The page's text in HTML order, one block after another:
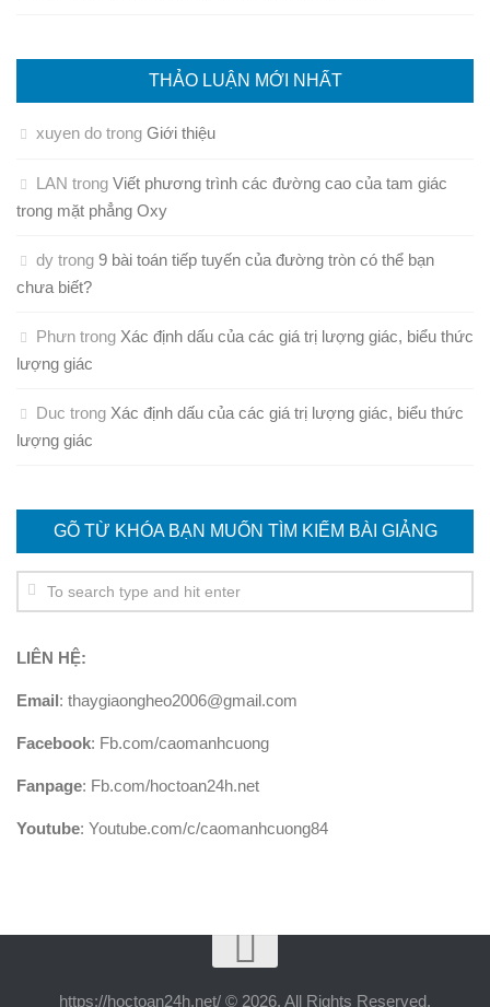
THẢO LUẬN MỚI NHẤT
xuyen do trong Giới thiệu
LAN trong Viết phương trình các đường cao của tam giác
trong mặt phẳng Oxy
dy trong 9 bài toán tiếp tuyến của đường tròn có thể bạn
chưa biết?
Phưn trong Xác định dấu của các giá trị lượng giác, biểu thức
lượng giác
Duc trong Xác định dấu của các giá trị lượng giác, biểu thức
lượng giác
GÕ TỪ KHÓA BẠN MUỐN TÌM KIẾM BÀI GIẢNG
LIÊN HỆ:
Email: thaygiaongheo2006@gmail.com
Facebook: Fb.com/caomanhcuong
Fanpage: Fb.com/hoctoan24h.net
Youtube: Youtube.com/c/caomanhcuong84
https://hoctoan24h.net/ © 2026. All Rights Reserved.